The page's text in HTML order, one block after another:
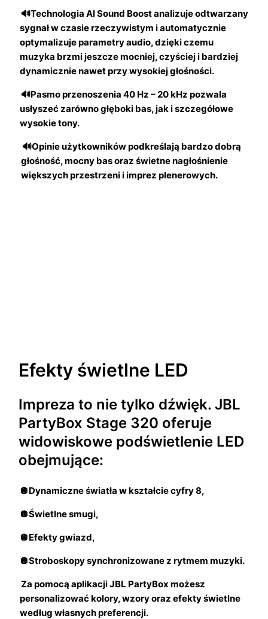
🔊Technologia AI Sound Boost analizuje odtwarzany
sygnał w czasie rzeczywistym i automatycznie
optymalizuje parametry audio, dzięki czemu
muzyka brzmi jeszcze mocniej, czyściej i bardziej
dynamicznie nawet przy wysokiej głośności.
🔊Pasmo przenoszenia 40 Hz – 20 kHz pozwala
usłyszeć zarówno głęboki bas, jak i szczegółowe
wysokie tony.
🔊Opinie użytkowników podkreślają bardzo dobrą
głośność, mocny bas oraz świetne nagłośnienie
większych przestrzeni i imprez plenerowych.
Efekty świetlne LED
Impreza to nie tylko dźwięk. JBL
PartyBox Stage 320 oferuje
widowiskowe podświetlenie LED
obejmujące:
🪩Dynamiczne światła w kształcie cyfry 8,
🪩Świetlne smugi,
🪩Efekty gwiazd,
🪩Stroboskopy synchronizowane z rytmem muzyki.
Za pomocą aplikacji JBL PartyBox możesz
personalizować kolory, wzory oraz efekty świetlne
według własnych preferencji.